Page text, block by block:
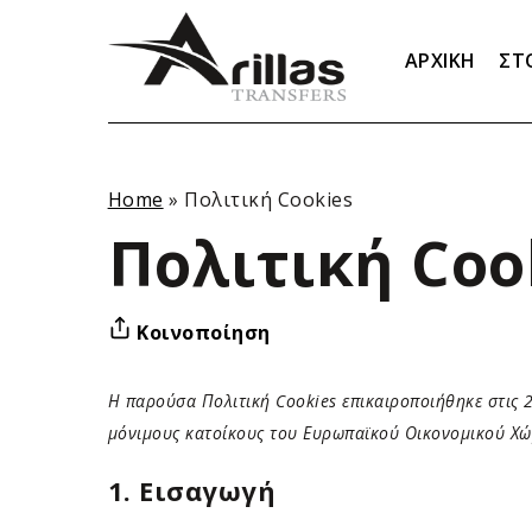
ΑΡΧΙΚΗ
Home » Πολιτική Cookies
Πολιτική
Κοινοποίηση
Η παρούσα Πολιτική Cookies επικαιροποιήθηκε στις
μόνιμους κατοίκους του Ευρωπαϊκού Οικονομικού
1. Εισαγωγή